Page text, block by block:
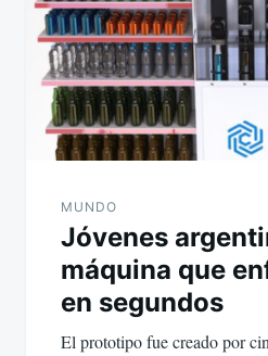
MUNDO
Jóvenes
máquina que
en segundos
El prototipo fue creado por